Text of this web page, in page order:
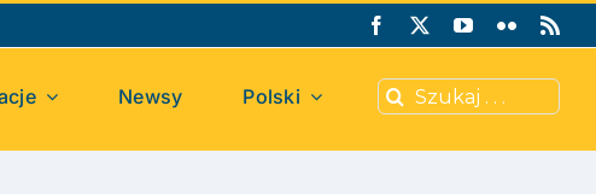
Newsy Polski
Search